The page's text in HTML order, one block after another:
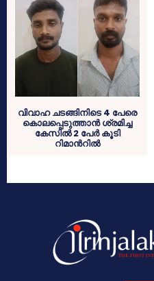
വിവാഹ ചടങ്ങിനിടെ 4 പേരെ
കൊലപ്പെടുത്താൻ ശ്രമിച്ച
കേസിൽ 2 പേർ കൂടി
റിമാന്‍റിൽ